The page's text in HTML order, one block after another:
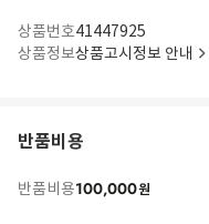
상품번호41447925
상품정보상품고시정보 안내
반품비용
반품비용100,000원